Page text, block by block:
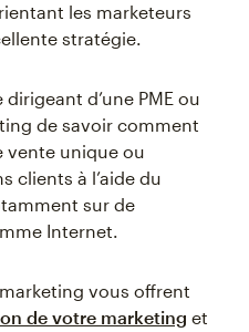
les marketeurs
stratégie.
d’une PME ou
de savoir comment
vente unique ou
clients à l’aide du
sur de
Internet.
vous offrent
de votre marketing et